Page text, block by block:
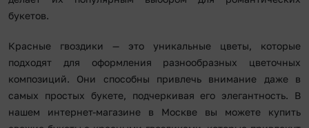
букетов.
Красные гвоздики — это уникальные цветы, которые
подходят для оформления разнообразных цветочных
композиций. Они способны привлечь внимание даже в
самых простых букете, подчеркивая его элегантность. В
нашем интернет-магазине в Москве вы можете купить